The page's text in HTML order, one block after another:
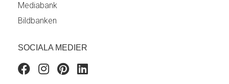
Mediabank
Bildbanken
SOCIALA MEDIER
FacebookInstagram
Pinterest